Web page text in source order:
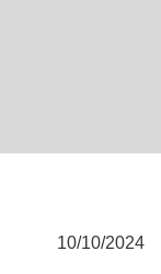
10/10/2024